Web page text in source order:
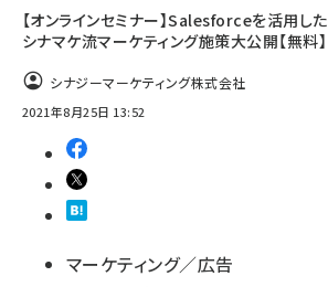
【オンラインセミナー】Salesforceを活用した
シナマケ流マーケティング施策大公開【無料】
シナジーマーケティング株式会社
2021年8月25日 13:52
マーケティング／広告